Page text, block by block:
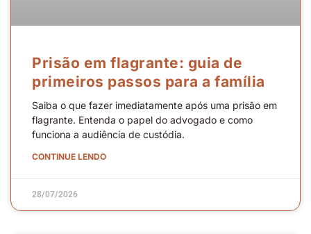
Prisão em flagrante: guia de
primeiros passos para a família
Saiba o que fazer imediatamente após uma prisão em
flagrante. Entenda o papel do advogado e como
funciona a audiência de custódia.
CONTINUE LENDO
28/07/2026